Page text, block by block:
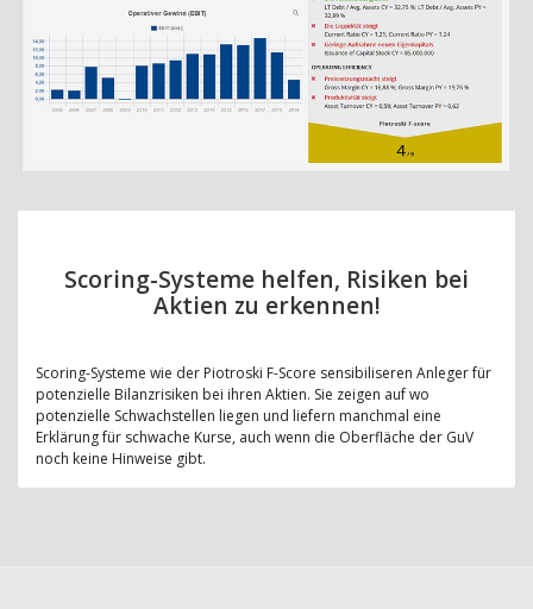
Scoring-Systeme helfen, Risiken bei
Aktien zu erkennen!
Scoring-Systeme wie der Piotroski F-Score sensibiliseren Anleger für
potenzielle Bilanzrisiken bei ihren Aktien. Sie zeigen auf wo
potenzielle Schwachstellen liegen und liefern manchmal eine
Erklärung für schwache Kurse, auch wenn die Oberfläche der GuV
noch keine Hinweise gibt.